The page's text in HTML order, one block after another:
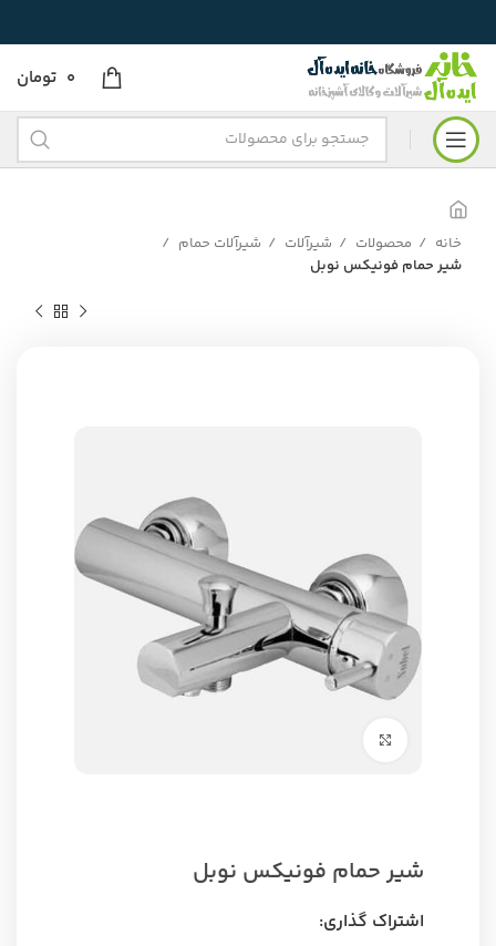
0 تومان
خانه محصولات شیرآلات
شیرآلات حمام
شیر حمام فونیکس نوبل
شیر حمام فونیکس نوبل
اشتراک گذاری: